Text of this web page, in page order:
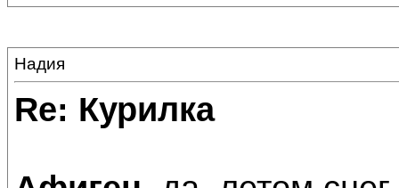
Надия
Re: Курилка